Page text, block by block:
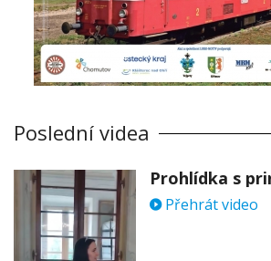
Poslední videa
Přehrát video